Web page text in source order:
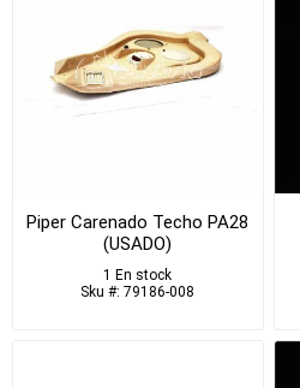
Piper Carenado Techo PA28
(USADO)
1 En stock
Sku #: 79186-008